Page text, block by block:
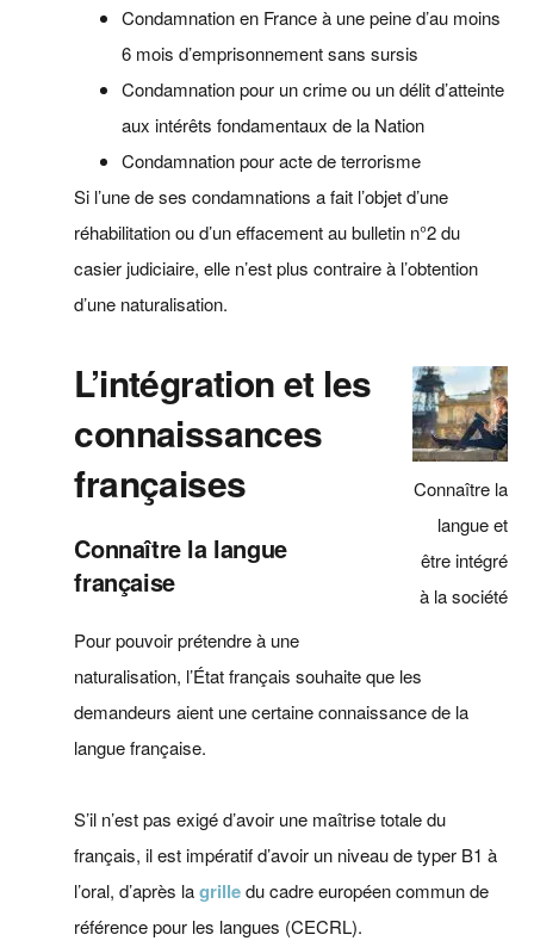
Condamnation en France à une peine d’au moins
6 mois d’emprisonnement sans sursis
Condamnation pour un crime ou un délit d’atteinte
aux intérêts fondamentaux de la Nation
Condamnation pour acte de terrorisme
Si l’une de ses condamnations a fait l’objet d’une
réhabilitation ou d’un effacement au bulletin n°2 du
casier judiciaire, elle n’est plus contraire à l’obtention
d’une naturalisation.
Connaître la
langue et
être intégré
à la société
L’intégration et les
connaissances
françaises
Connaître la langue
française
Pour pouvoir prétendre à une
naturalisation, l’État français souhaite que les
demandeurs aient une certaine connaissance de la
langue française.
S’il n’est pas exigé d’avoir une maîtrise totale du
français, il est impératif d’avoir un niveau de typer B1 à
l’oral, d’après lagrilledu cadre européen commun de
référence pour les langues (CECRL).